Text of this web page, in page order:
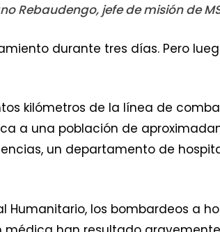
Rebaudengo, jefe de misión de
durante tres días. Pero
kilómetros de la línea de
a una población de
un departamento de
Humanitario, los bombardeos a